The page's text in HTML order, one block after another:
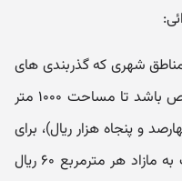
شهری که گذربندی های
موجود منطقه در نقشه هوائی مشخص باشد تا مساحت ۱۰۰۰ متر
۰۰۰ /۴۵۰ ریال (چهارصد و پنجاه هزار ریال)، برای
مساحت بیش از هزار مترمربع نسبت به مازاد هر مترمربع ۶۰ ریال